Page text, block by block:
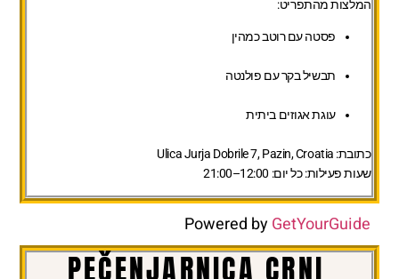
המלצות מהתפריט:
פסטה עם רוטב כמהין
תבשיל בקר עם פולנטה
עוגת אגוזים ביתית
כתובת:
שעות פעילות:כל יום: 12:00–21:00
Powered byGetYourGuide
PEČENJARNICA CRNI